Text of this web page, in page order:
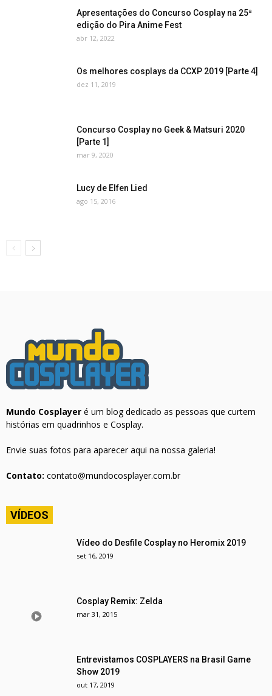
Apresentações do Concurso Cosplay na 25ª
edição do Pira Anime Fest
abr 12, 2022
Os melhores cosplays da CCXP 2019 [Parte 4]
dez 11, 2019
Concurso Cosplay no Geek & Matsuri 2020
[Parte 1]
mar 9, 2020
Lucy de Elfen Lied
ago 15, 2016
Mundo Cosplayer é um blog dedicado as pessoas que curtem
histórias em quadrinhos e Cosplay.
Envie suas fotos para aparecer aqui na nossa galeria!
Contato: contato@mundocosplayer.com.br
VÍDEOS
Vídeo do Desfile Cosplay no Heromix 2019
set 16, 2019
Cosplay Remix: Zelda
mar 31, 2015
Entrevistamos COSPLAYERS na Brasil Game
Show 2019
out 17, 2019